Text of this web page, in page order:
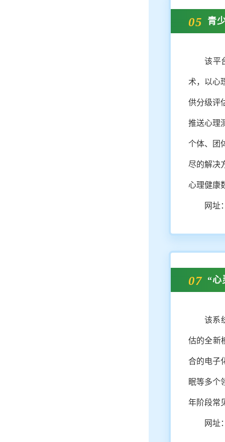
05 青
该平
术，以心
供分级评
推送心理
个体、团
尽的解决
心理健康
网址
07 “心
该系
估的全新
合的电子
眠等多个
年阶段常
网址